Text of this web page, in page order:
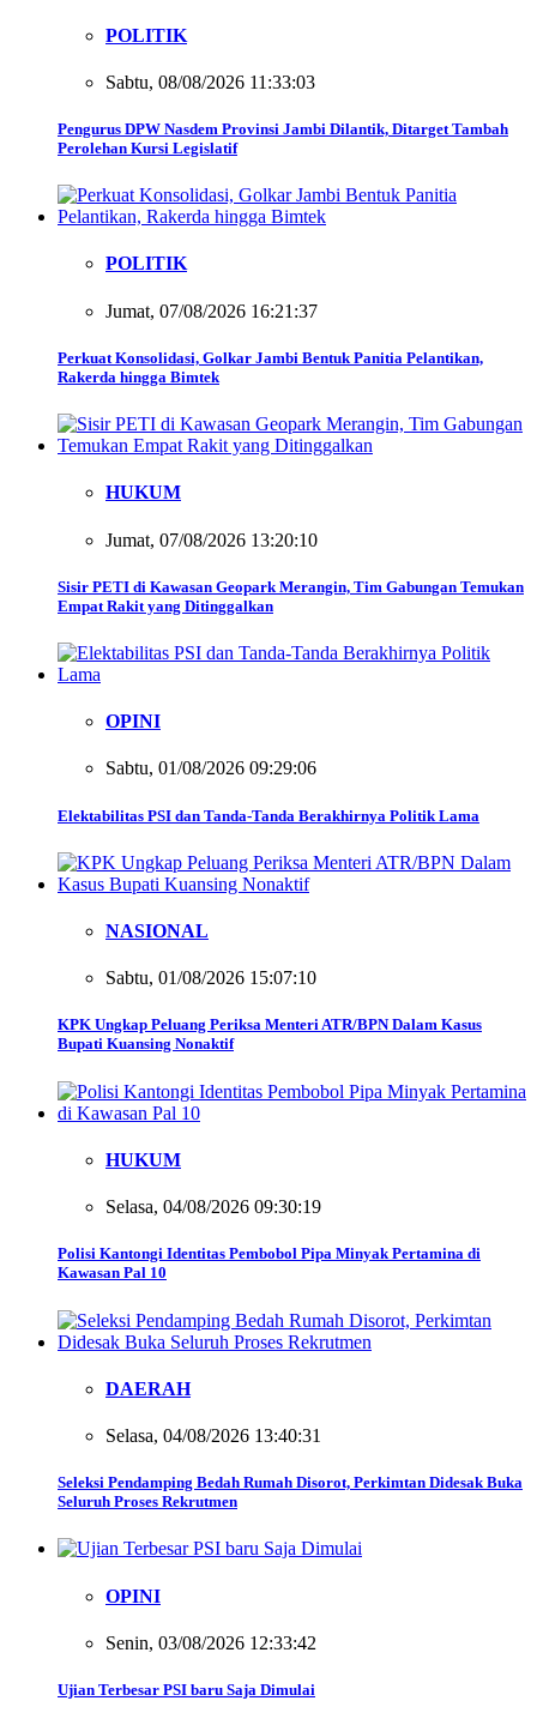
POLITIK
Sabtu, 08/08/2026 11:33:03
Pengurus DPW Nasdem Provinsi Jambi Dilantik, Ditarget Tambah
Perolehan Kursi Legislatif
POLITIK
Jumat, 07/08/2026 16:21:37
Perkuat Konsolidasi, Golkar Jambi Bentuk Panitia Pelantikan,
Rakerda hingga Bimtek
HUKUM
Jumat, 07/08/2026 13:20:10
Sisir PETI di Kawasan Geopark Merangin, Tim Gabungan Temukan
Empat Rakit yang Ditinggalkan
OPINI
Sabtu, 01/08/2026 09:29:06
Elektabilitas PSI dan Tanda-Tanda Berakhirnya Politik Lama
NASIONAL
Sabtu, 01/08/2026 15:07:10
KPK Ungkap Peluang Periksa Menteri ATR/BPN Dalam Kasus
Bupati Kuansing Nonaktif
HUKUM
Selasa, 04/08/2026 09:30:19
Polisi Kantongi Identitas Pembobol Pipa Minyak Pertamina di
Kawasan Pal 10
DAERAH
Selasa, 04/08/2026 13:40:31
Seleksi Pendamping Bedah Rumah Disorot, Perkimtan Didesak Buka
Seluruh Proses Rekrutmen
OPINI
Senin, 03/08/2026 12:33:42
Ujian Terbesar PSI baru Saja Dimulai